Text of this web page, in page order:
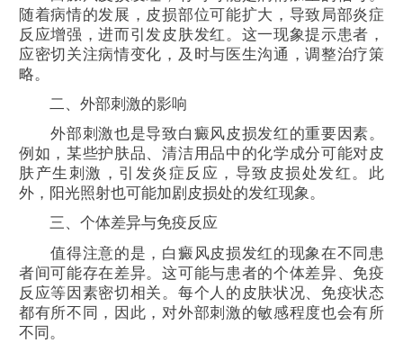
随着病情的发展，皮损部位可能扩大，导致局部炎症
反应增强，进而引发皮肤发红。这一现象提示患者，
应密切关注病情变化，及时与医生沟通，调整治疗策
略。
二、外部刺激的影响
外部刺激也是导致白癜风皮损发红的重要因素。
例如，某些护肤品、清洁用品中的化学成分可能对皮
肤产生刺激，引发炎症反应，导致皮损处发红。此
外，阳光照射也可能加剧皮损处的发红现象。
三、个体差异与免疫反应
值得注意的是，白癜风皮损发红的现象在不同患
者间可能存在差异。这可能与患者的个体差异、免疫
反应等因素密切相关。每个人的皮肤状况、免疫状态
都有所不同，因此，对外部刺激的敏感程度也会有所
不同。